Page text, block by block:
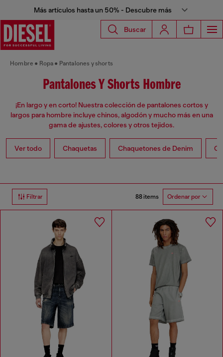
Más artículos hasta un 50% - Descubre más
Buscar
Hombre Ropa Pantalones y shorts
Pantalones Y Shorts Hombre
¡En largo y en corto! Nuestra colección de pantalones cortos y
largos para hombre incluye chinos, algodón y mucho más en una
gama de ajustes, colores y otros tejidos.
Ver todo Chaquetas Chaquetones de Denim
Filtrar 88 items Ordenar por